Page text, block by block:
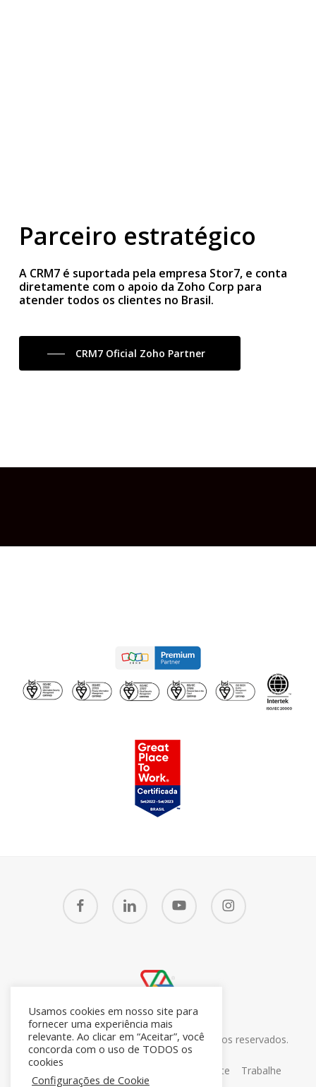
Parceiro estratégico
A CRM7 é suportada pela empresa Stor7, e conta
diretamente com o apoio da Zoho Corp para
atender todos os clientes no Brasil.
CRM7 Oficial Zoho Partner
facebook linkedin youtube instagram
© 2026 CRM7 Zoho Brasil. Todos os direitos reservados.
26.371.672/0001-05
Sobre
Portal do Cliente
Trabalhe
Usamos cookies em nosso site para
fornecer uma experiência mais
relevante. Ao clicar em “Aceitar”, você
concorda com o uso de TODOS os
cookies
Configurações de Cookie